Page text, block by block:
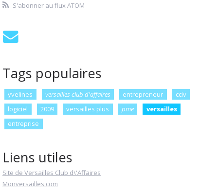
S'abonner au flux ATOM
Tags populaires
yvelines versailles club d'affaires entrepreneur
cciv
logiciel
2009 versailles plus pme
versailles
entreprise
Liens utiles
Site de Versailles Club d\'Affaires
Monversailles.com